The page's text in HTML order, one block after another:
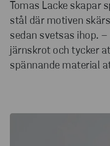
Tomas Lacke skapar
stål där motiven
sedan svetsas ihop.
järnskrot och tycker
spännande material